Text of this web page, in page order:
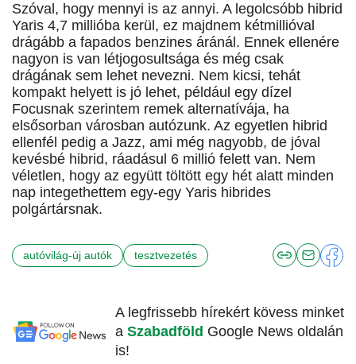
Szóval, hogy mennyi is az annyi. A legolcsóbb hibrid
Yaris 4,7 millióba kerül, ez majdnem kétmillióval
drágább a fapados benzines áránál. Ennek ellenére
nagyon is van létjogosultsága és még csak
drágának sem lehet nevezni. Nem kicsi, tehát
kompakt helyett is jó lehet, például egy dízel
Focusnak szerintem remek alternatívája, ha
elsősorban városban autózunk. Az egyetlen hibrid
ellenfél pedig a Jazz, ami még nagyobb, de jóval
kevésbé hibrid, ráadásul 6 millió felett van. Nem
véletlen, hogy az együtt töltött egy hét alatt minden
nap integethettem egy-egy Yaris hibrides
polgártársnak.
autóvilág-új autók tesztvezetés
A legfrissebb hírekért kövess minket
a Szabadföld Google News oldalán
is!